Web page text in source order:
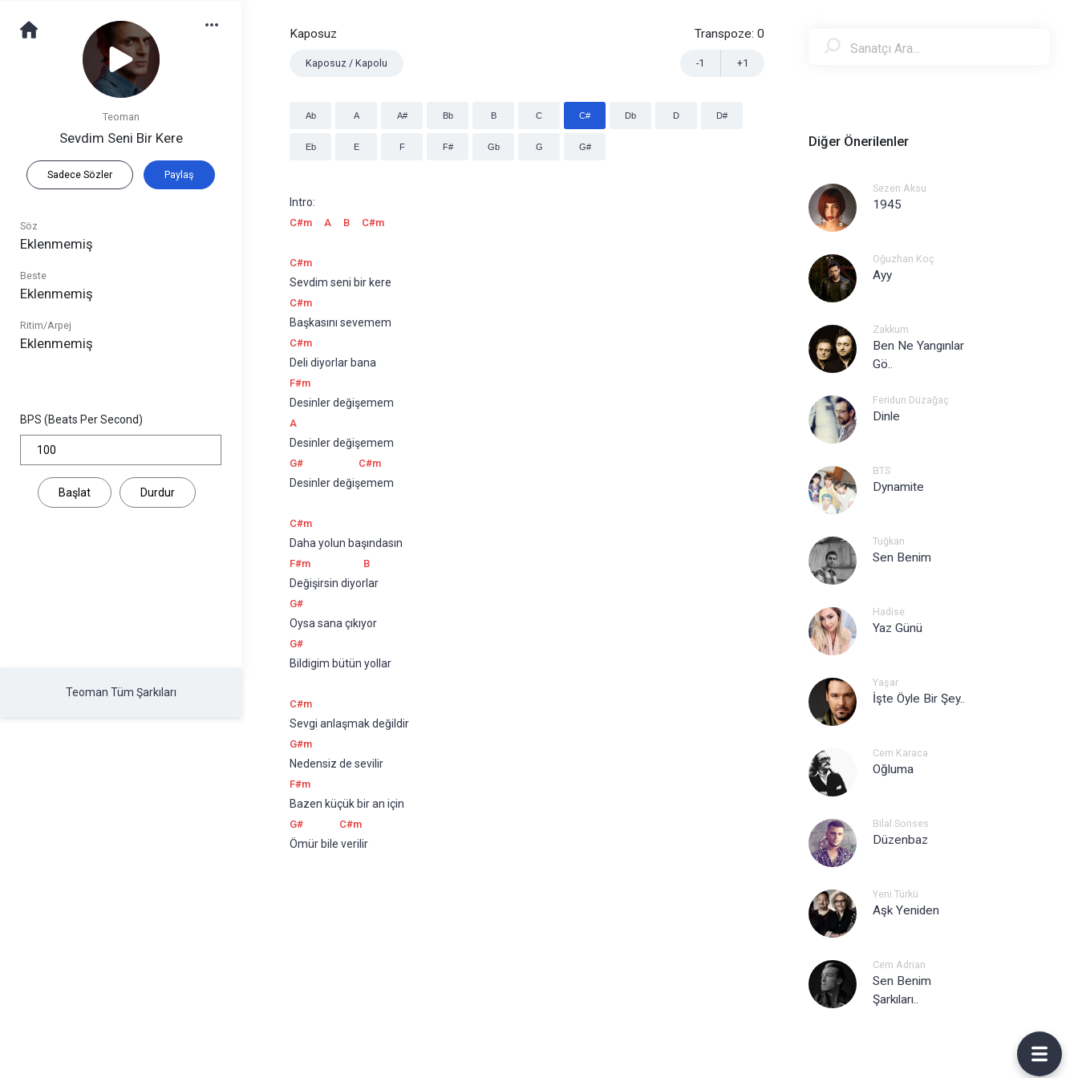
Teoman
Sevdim Seni Bir Kere
Sadece Sözler Paylaş
Söz
Eklenmemiş
Beste
Eklenmemiş
Ritim/Arpej
Eklenmemiş
BPS (Beats Per Second)
Başlat Durdur
Teoman Tüm Şarkıları
Kaposuz
Kaposuz / Kapolu
Transpoze: 0
+1
-1
Ab A A# Bb B C C# Db D D#
Eb E F F# Gb G G#
Intro:
C#m A B C#m
C#m
Sevdim seni bir kere
C#m
Başkasını sevemem
C#m
Deli diyorlar bana
F#m
Desinler değişemem
A
Desinler değişemem
G# C#m
Desinler değişemem
C#m
Daha yolun başındasın
F#m B
Değişirsin diyorlar
G#
Oysa sana çıkıyor
G#
Bildigim bütün yollar
C#m
Sevgi anlaşmak değildir
G#m
Nedensiz de sevilir
F#m
Bazen küçük bir an için
G# C#m
Ömür bile verilir
Diğer Önerilenler
Sezen Aksu
1945
Oğuzhan Koç
Ayy
Zakkum
Ben Ne Yangınlar
Gö..
Feridun Düzağaç
Dinle
BTS
Dynamite
Tuğkan
Sen Benim
Hadise
Yaz Günü
Yaşar
İşte Öyle Bir Şey..
Cem Karaca
Oğluma
Bilal Sonses
Düzenbaz
Yeni Türkü
Aşk Yeniden
Cem Adrian
Sen Benim
Şarkıları..